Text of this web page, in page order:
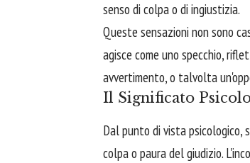
senso di colpa o di ingiustizia.
Queste sensazioni non sono
agisce come uno specchio,
avvertimento, o talvolta
Il Significato
Dal punto di vista psicologico,
colpa o paura del giudizio.